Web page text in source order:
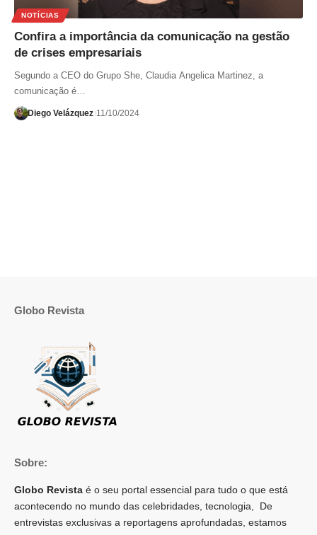
NOTÍCIAS
Confira a importância da comunicação na gestão
de crises empresariais
Segundo a CEO do Grupo She, Claudia Angelica Martinez, a
comunicação é…
Diego Velázquez 11/10/2024
Globo Revista
Sobre:
Globo Revista é o seu portal essencial para tudo o que está
acontecendo no mundo das celebridades, tecnologia, De
entrevistas exclusivas a reportagens aprofundadas, estamos